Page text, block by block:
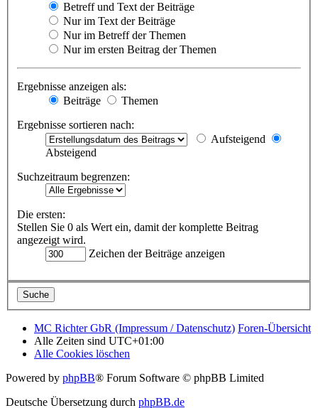
Betreff und Text der Beiträge
Nur im Text der Beiträge
Nur im Betreff der Themen
Nur im ersten Beitrag der Themen
Ergebnisse anzeigen als:
Beiträge
Themen
Ergebnisse sortieren nach:
Aufsteigend
Absteigend
Suchzeitraum begrenzen:
Die ersten:
Stellen Sie 0 als Wert ein, damit der komplette Beitrag
angezeigt wird.
Zeichen der Beiträge anzeigen
MC Richter GbR (Impressum / Datenschutz) Foren-Übersicht
Alle Zeiten sind UTC+01:00
Alle Cookies löschen
Powered by phpBB® Forum Software © phpBB Limited
Deutsche Übersetzung durch phpBB.de